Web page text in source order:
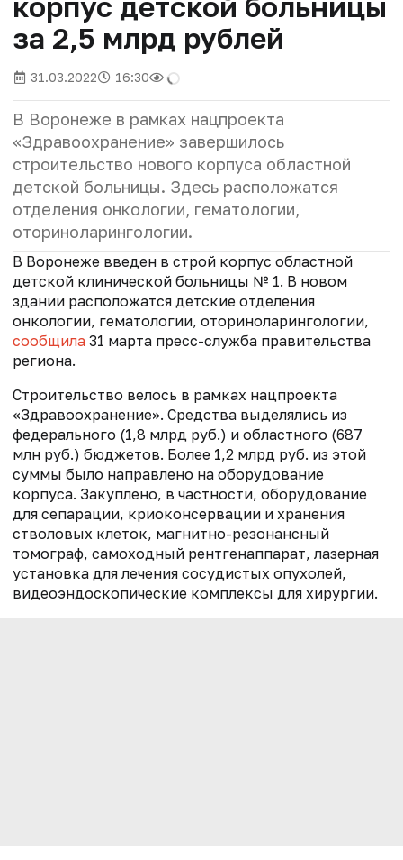
за 2,5 млрд рублей
31.03.2022 16:30
В Воронеже в рамках нацпроекта
«Здравоохранение» завершилось
строительство нового корпуса областной
детской больницы. Здесь расположатся
отделения онкологии, гематологии,
оториноларингологии.
В Воронеже введен в строй корпус областной
детской клинической больницы № 1. В новом
здании расположатся детские отделения
онкологии, гематологии, оториноларингологии,
сообщила 31 марта пресс-служба правительства
региона.
Строительство велось в рамках нацпроекта
«Здравоохранение». Средства выделялись из
федерального (1,8 млрд руб.) и областного (687
млн руб.) бюджетов. Более 1,2 млрд руб. из этой
суммы было направлено на оборудование
корпуса. Закуплено, в частности, оборудование
для сепарации, криоконсервации и хранения
стволовых клеток, магнитно-резонансный
томограф, самоходный рентгенаппарат, лазерная
установка для лечения сосудистых опухолей,
видеоэндоскопические комплексы для хирургии.